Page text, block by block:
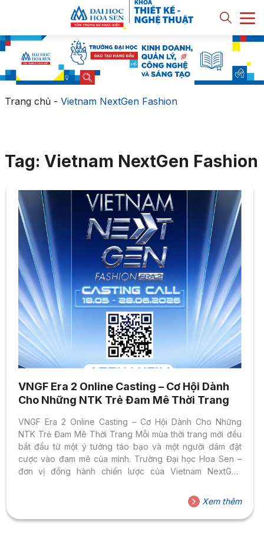
Trang chủ- Vietnam NextGen Fashion
Tag: Vietnam NextGen Fashion
VNGF Era 2 Online Casting – Cơ Hội Dành
Cho Những NTK Trẻ Đam Mê Thời Trang
VNGF Era 2 Online Casting – Cơ Hội Dành Cho Những
NTK Trẻ Đam Mê Thời Trang Mỗi mùa thời trang mới đều
bắt đầu từ một ý tưởng táo bạo và một người dám đặt
cược vào đam mê của mình. Trường Đại học Hoa Sen –
đơn vị đồng hành chiến lược của Vietnam NextGen
Casting chính thức mở đơn, mở ra cánh cửa rộng lớn cho
thế hệ nhà thiết kế trẻ Việt Nam bước lên sân khấu
chuyên nghiệp đầu tiên trong hành trình của...
Xem thêm